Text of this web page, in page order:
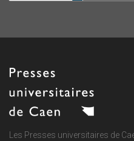
Les Presses universitaires de